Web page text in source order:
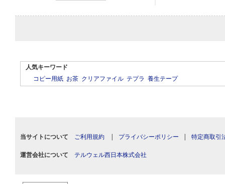
人気キーワード
コピー用紙 お茶 クリアファイル テプラ 養生テープ
当サイトについて ご利用規約 | プライバシーポリシー | 特定商取引
運営会社について テルウェル西日本株式会社